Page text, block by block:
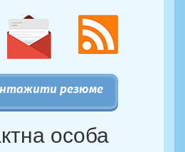
резюме
особа